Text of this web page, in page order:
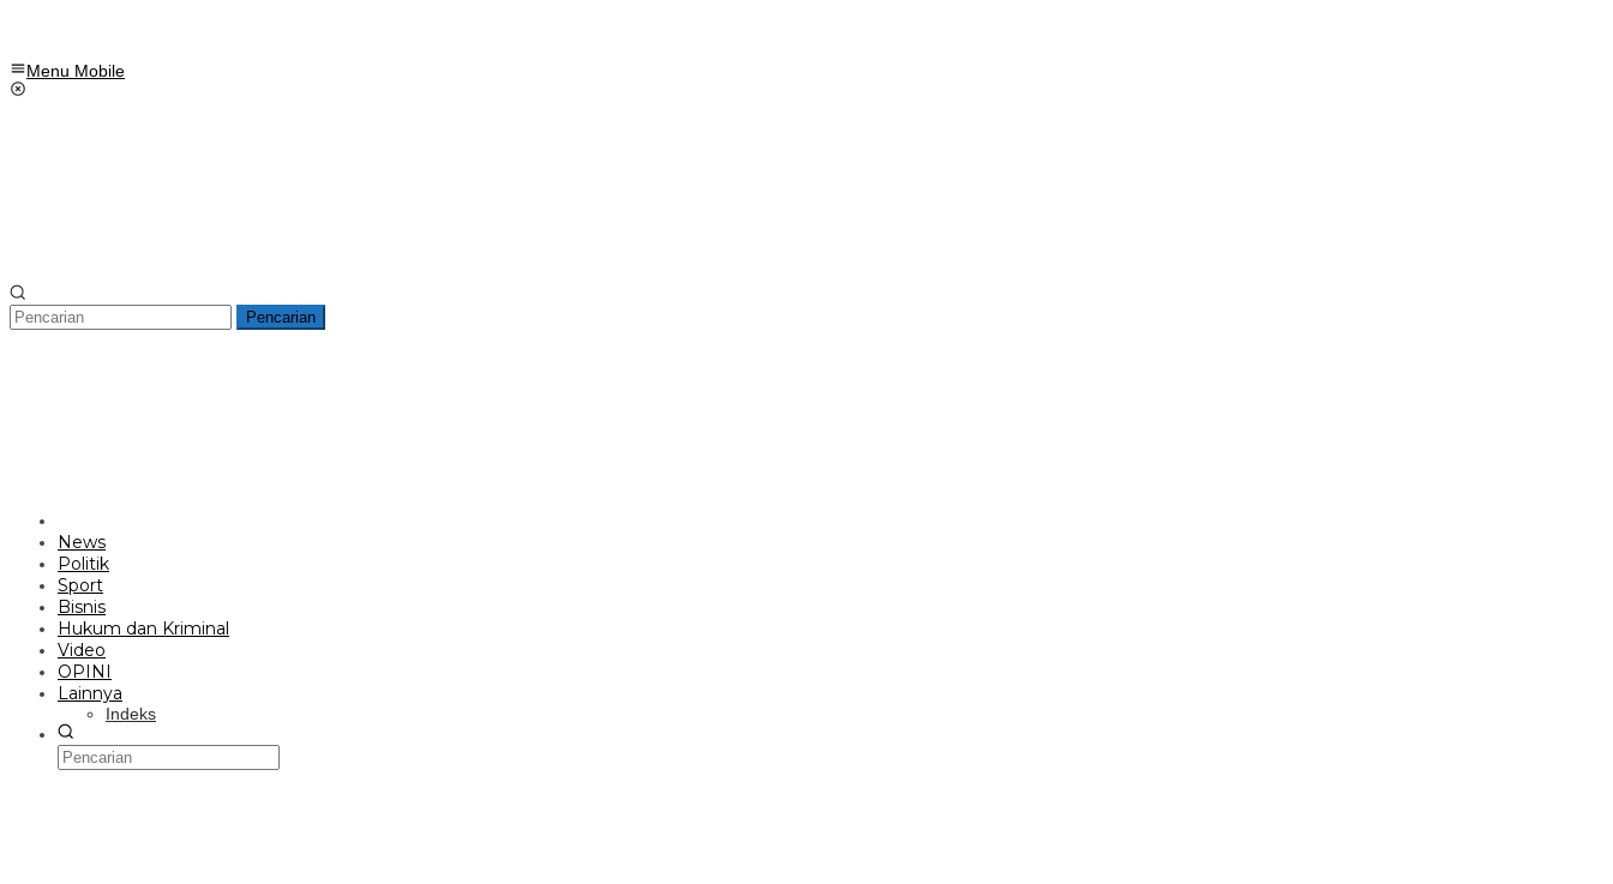
Menu Mobile
Pencarian
News
Politik
Sport
Bisnis
Hukum dan Kriminal
Video
OPINI
Lainnya
Indeks